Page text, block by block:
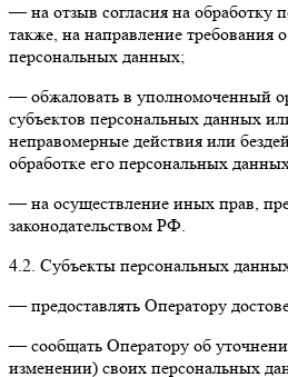
— на отзыв согласия на обработку
также, на направление требования
персональных данных;
— обжаловать в уполномоченный
субъектов персональных данных
неправомерные действия или
обработке его персональных
— на осуществление иных прав,
законодательством РФ.
4.2. Субъекты персональных
— предоставлять Оператору
— сообщать Оператору об
изменении) своих персональных